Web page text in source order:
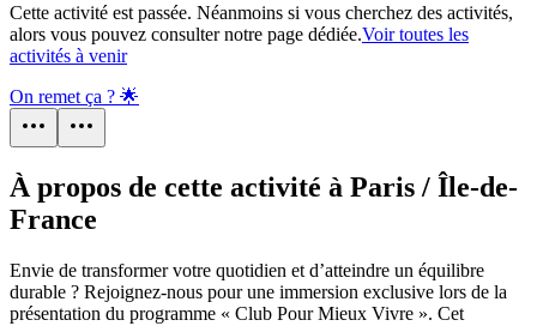
Cette activité est passée. Néanmoins si vous cherchez des activités,
alors vous pouvez consulter notre page dédiée.Voir toutes les
activités à venir
On remet ça ? 🌟
À propos de cette activité à Paris / Île-de-
France
Envie de transformer votre quotidien et d’atteindre un équilibre
durable ? Rejoignez-nous pour une immersion exclusive lors de la
présentation du programme « Club Pour Mieux Vivre ». Cet